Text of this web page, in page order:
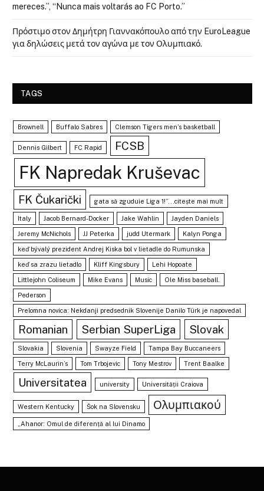
mereces.”, “Nunca mais voltarás ao FC Porto.”
Πρόστιμο στον Δημήτρη Γιαννακόπουλο από την EuroLeague
για δηλώσεις μετά τον αγώνα με τον Ολυμπιακό.
TAGS
Brownell Buffalo Sabres Clemson Tigers men’s basketball
Dennis Gilbert FC Rapid FCSB
FK Napredak Kruševac
FK Čukarički gata să zguduie Liga 1!”...citește mai mult
Italy Jacob Bernard-Docker Jake Wahlin Jayden Daniels
Jeremy McNichols JJ Peterka judd Utermark Kalyn Ponga
keď bývalý prezident Andrej Kiska bol v lietadle do Rumunska
keď sa zrazu lietadlo Kliff Kingsbury Lehi Hopoate
Littlejohn Coliseum Mike Evans Music Ole Miss baseball.
Pederson
Prelomna novica: Nekdanji predsednik Slovenije Danilo Türk je napovedal
Romanian Serbian SuperLiga Slovak
Slovakia Slovenia Swayze Field Tampa Bay Buccaneers
Terry McLaurin’s Tom Trbojevic Tony Mestrov Trent Baalke
Universitatea university Universității Craiova
Western Kentucky Šok na Slovensku Ολυμπιακού
„Ahanor: Omul de diferență al lui Dinamo